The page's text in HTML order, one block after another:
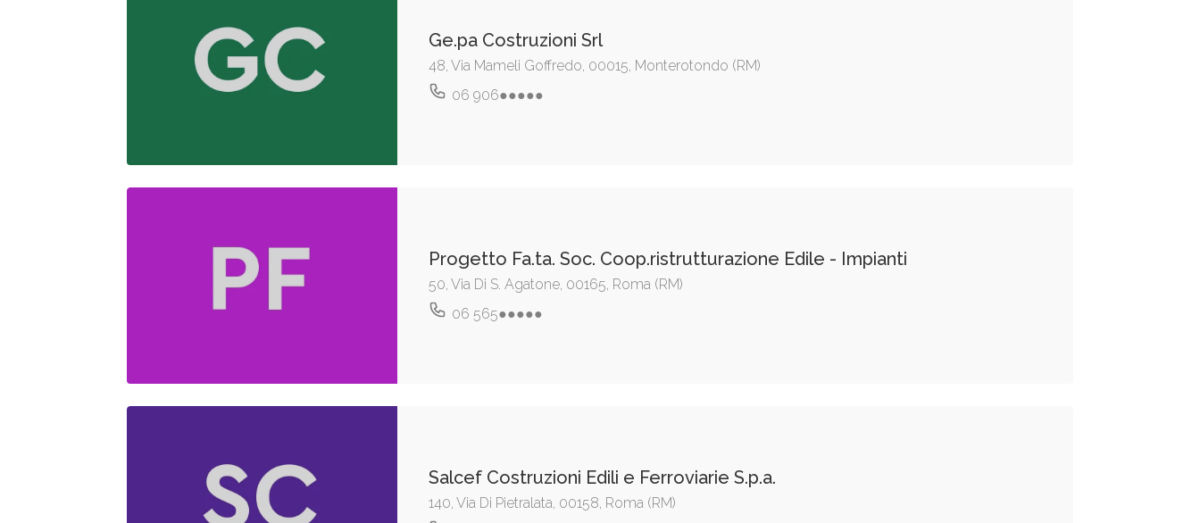
Ge.pa Costruzioni Srl
48, Via Mameli Goffredo, 00015, Monterotondo (RM)
06 906●●●●●
Progetto Fa.ta. Soc. Coop.ristrutturazione Edile - Impianti
50, Via Di S. Agatone, 00165, Roma (RM)
06 565●●●●●
Salcef Costruzioni Edili e Ferroviarie S.p.a.
140, Via Di Pietralata, 00158, Roma (RM)